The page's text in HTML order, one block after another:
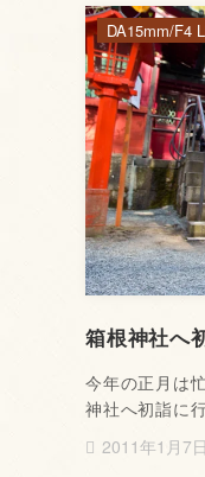
箱根神社へ
今年の正月は
神社へ初詣に
2011年1月7日
DA15mm/F4